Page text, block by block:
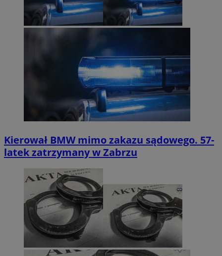
Kierował BMW mimo zakazu sądowego. 57-
latek zatrzymany w Zabrzu